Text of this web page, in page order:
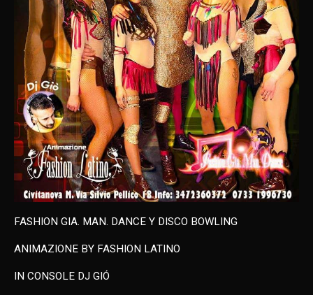
FASHION GIA. MAN. DANCE Y DISCO BOWLING
ANIMAZIONE BY FASHION LATINO
IN CONSOLE DJ GIÓ